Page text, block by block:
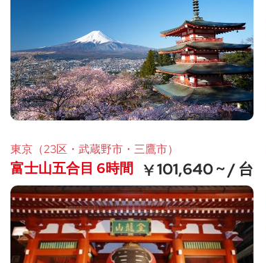
東京（23区・武蔵野市・三鷹市）
富士山五合目 6時間 101,640 ~ / 台